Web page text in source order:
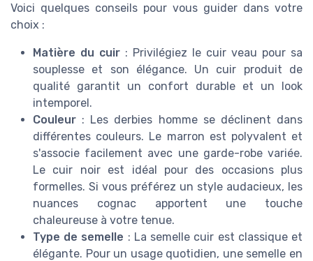
Voici quelques conseils pour vous guider dans votre
choix :
Matière du cuir : Privilégiez le cuir veau pour sa
souplesse et son élégance. Un cuir produit de
qualité garantit un confort durable et un look
intemporel.
Couleur : Les derbies homme se déclinent dans
différentes couleurs. Le marron est polyvalent et
s'associe facilement avec une garde-robe variée.
Le cuir noir est idéal pour des occasions plus
formelles. Si vous préférez un style audacieux, les
nuances cognac apportent une touche
chaleureuse à votre tenue.
Type de semelle : La semelle cuir est classique et
élégante. Pour un usage quotidien, une semelle en